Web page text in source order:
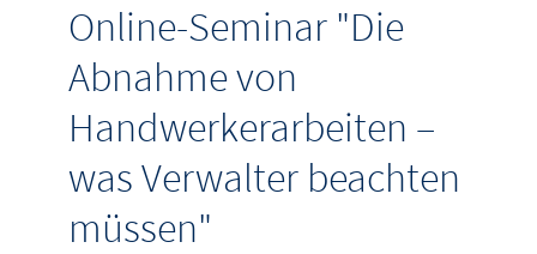
Online-Seminar "Die
Abnahme von
Handwerkerarbeiten –
was Verwalter beachten
müssen"